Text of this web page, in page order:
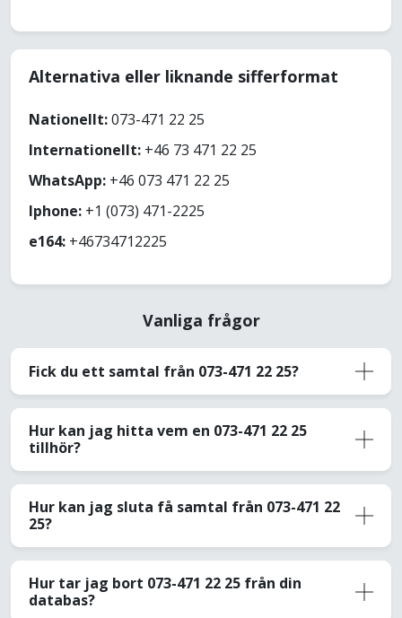
Alternativa eller liknande sifferformat
Nationellt:073-471 22 25
Internationellt: +46 73 471 22 25
WhatsApp: +46 073 471 22 25
Iphone: +1 (073) 471-2225
e164: +46734712225
Vanliga frågor
Fick du ett samtal från 073-471 22 25?
Hur kan jag hitta vem en 073-471 22 25
tillhör?
Hur kan jag sluta få samtal från 073-471 22
25?
Hur tar jag bort 073-471 22 25 från din
databas?